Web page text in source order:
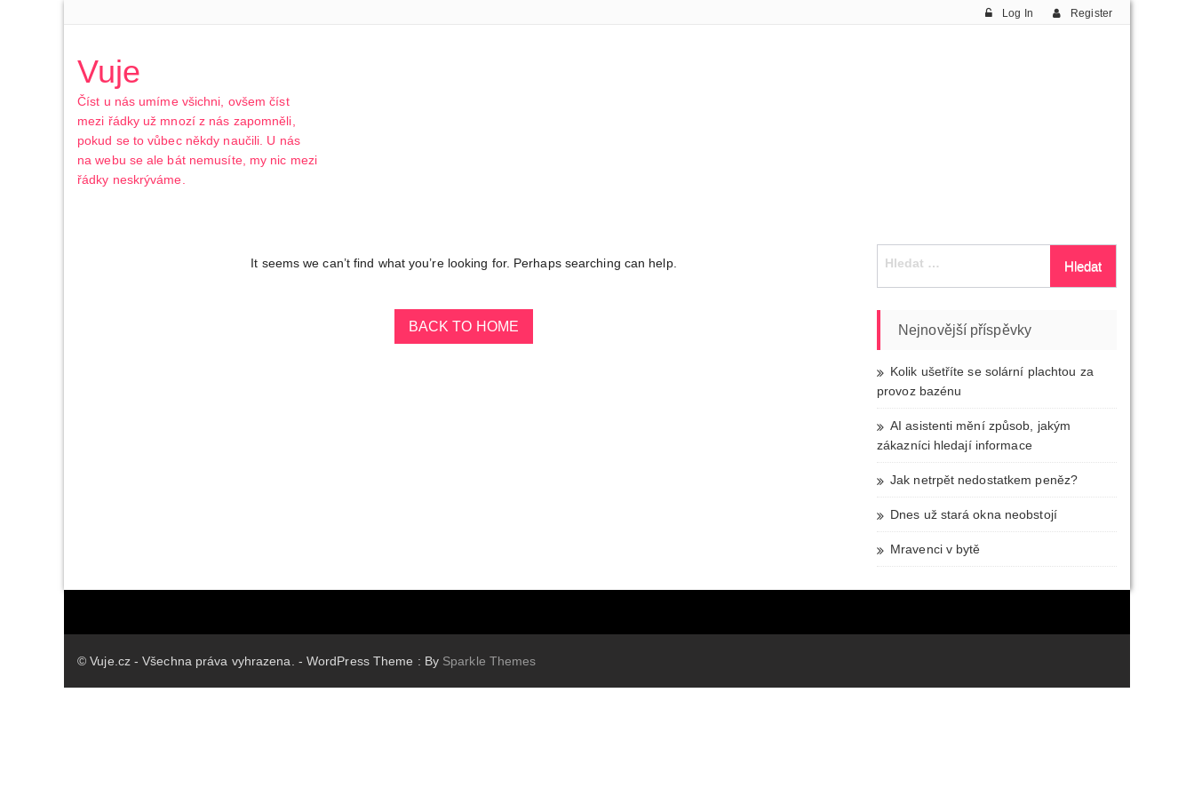
Log In Register
Vuje
Číst u nás umíme všichni, ovšem číst
mezi řádky už mnozí z nás zapomněli,
pokud se to vůbec někdy naučili. U nás
na webu se ale bát nemusíte, my nic mezi
řádky neskrýváme.
It seems we can’t find what you’re looking for. Perhaps searching can help.
BACK TO HOME Nejnovější příspěvky
Kolik ušetříte se solární plachtou za
provoz bazénu
AI asistenti mění způsob, jakým
zákazníci hledají informace
Jak netrpět nedostatkem peněz?
Dnes už stará okna neobstojí
Mravenci v bytě
© Vuje.cz - Všechna práva vyhrazena. - WordPress Theme : By Sparkle Themes